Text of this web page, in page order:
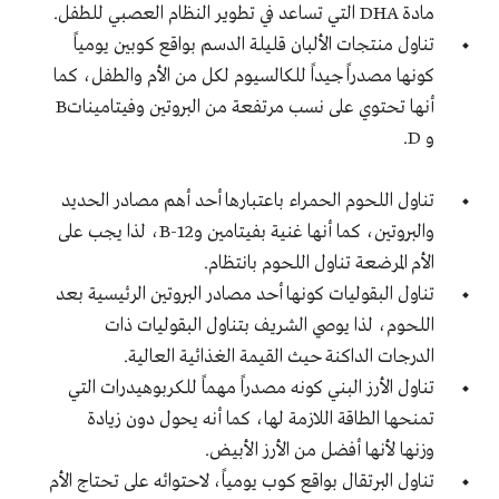
مادةDHA التي تساعد في تطوير النظام العصبي للطفل.
تناول منتجات الألبان قليلة الدسم بواقع كوبين يومياً
كونها مصدراً جيداً للكالسيوم لكل من الأم والطفل، كما
أنها تحتوي على نسب مرتفعة من البروتين وفيتاميناتB
و D
.
تناول اللحوم الحمراء باعتبارها أحد أهم مصادر الحديد
والبروتين، كما أنها غنية بفيتامين وB-12، لذا يجب على
الأم المرضعة تناول اللحوم بانتظام.
تناول البقوليات كونها أحد مصادر البروتين الرئيسية بعد
اللحوم، لذا يوصي الشريف بتناول البقوليات ذات
الدرجات الداكنة حيث القيمة الغذائية العالية.
تناول الأرز البني كونه مصدراً مهماً للكربوهيدرات التي
تمنحها الطاقة اللازمة لها، كما أنه يحول دون زيادة
وزنها لأنها أفضل من الأرز الأبيض.
تناول البرتقال بواقع كوب يومياً، لاحتوائه على تحتاج الأم